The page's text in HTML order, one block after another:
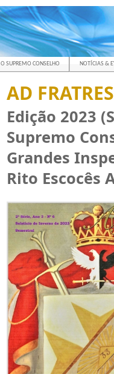
O SUPREMO CONSELHO NOTÍCIAS &
AD
Edição 2023
Supremo
Grandes
Rito Escocês